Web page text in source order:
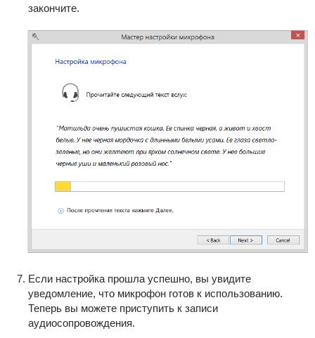
закончите.
Если настройка прошла успешно, вы увидите
уведомление, что микрофон готов к использованию.
Теперь вы можете приступить к записи
аудиосопровождения.